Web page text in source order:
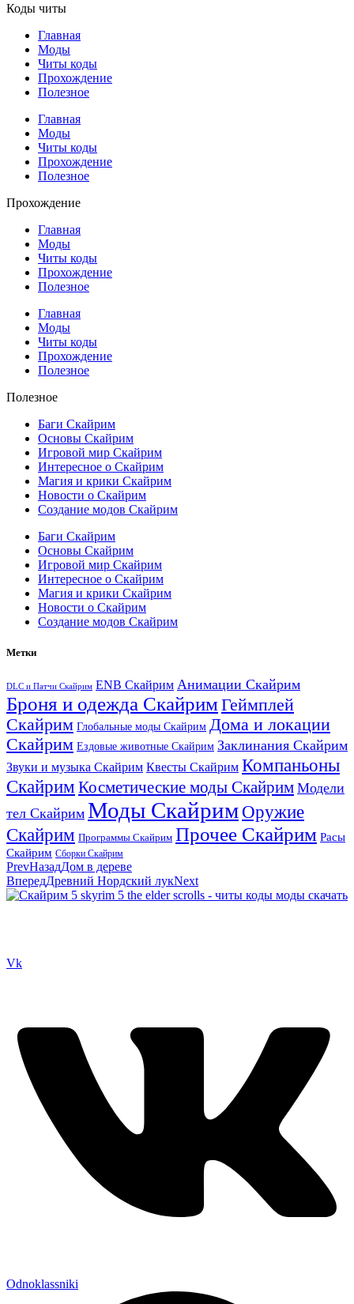
Коды читы
Главная
Моды
Читы коды
Прохождение
Полезное
Главная
Моды
Читы коды
Прохождение
Полезное
Прохождение
Главная
Моды
Читы коды
Прохождение
Полезное
Главная
Моды
Читы коды
Прохождение
Полезное
Полезное
Баги Скайрим
Основы Скайрим
Игровой мир Скайрим
Интересное о Скайрим
Магия и крики Скайрим
Новости о Скайрим
Создание модов Скайрим
Баги Скайрим
Основы Скайрим
Игровой мир Скайрим
Интересное о Скайрим
Магия и крики Скайрим
Новости о Скайрим
Создание модов Скайрим
Метки
DLC и Патчи Скайрим ENB Скайрим Анимации Скайрим
Броня и одежда СкайримГеймплей
Скайрим Глобальные моды Скайрим Дома и локации
Скайрим Ездовые животные Скайрим Заклинания Скайрим
Звуки и музыка Скайрим Квесты Скайрим Компаньоны
Скайрим Косметические моды Скайрим Модели
тел Скайрим Моды Скайрим Оружие
Скайрим Программы Скайрим Прочее Скайрим Расы
Скайрим Сборки Скайрим
PrevНазадДом в дереве
ВпередДревний Нордский лукNext
Vk
Odnoklassniki